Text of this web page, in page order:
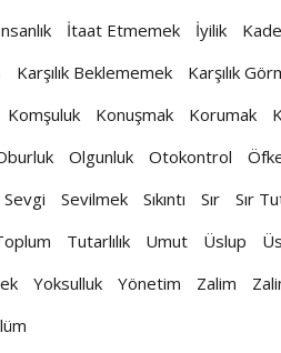
İtaat Etmemek İyilik
Karşılık Beklememek Karşılık
Komşuluk Konuşmak Korumak
Olgunluk Otokontrol
Sevgi Sevilmek Sıkıntı Sır Sır
Tutarlılık Umut Üslup
Yoksulluk Yönetim Zalim